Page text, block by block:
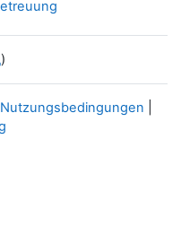
)
Nutzungsbedingungen